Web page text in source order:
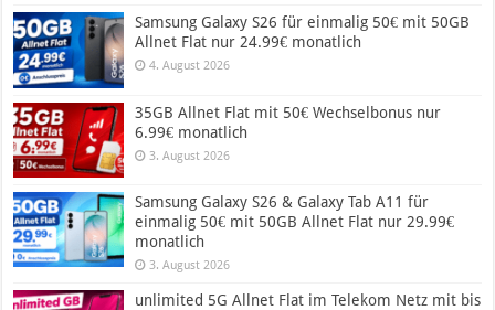
Samsung Galaxy S26 für einmalig 50€ mit 50GB
Allnet Flat nur 24.99€ monatlich
4. August 2026
35GB Allnet Flat mit 50€ Wechselbonus nur
6.99€ monatlich
3. August 2026
Samsung Galaxy S26 & Galaxy Tab A11 für
einmalig 50€ mit 50GB Allnet Flat nur 29.99€
monatlich
3. August 2026
unlimited 5G Allnet Flat im Telekom Netz mit bis